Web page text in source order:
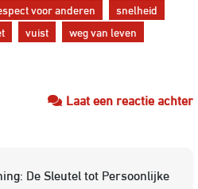
voor anderen
snelheid
vuist
weg van leven
Laat een reactie achterop
De Sleutel tot Persoonlijke